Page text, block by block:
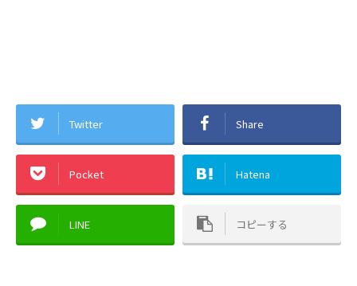
Twitter Share
Pocket Hatena
LINE コピーする